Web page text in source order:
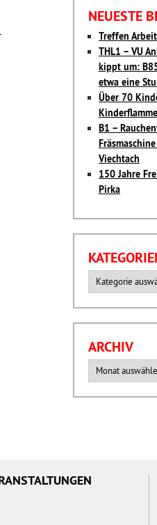
NEUESTE
Treffen
THL1 – VU
kippt um:
etwa eine
Über 70
B1 –
Viechtach
150 Jahre
Pirka
Kategorien
ARCHIV
Archiv